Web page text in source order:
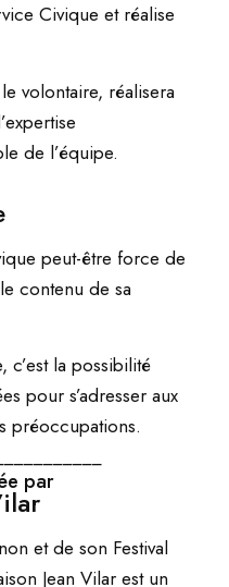
Civique et réalise
volontaire, réalisera
de l’équipe.
peut-être force de
contenu de sa
la possibilité
pour s’adresser aux
préoccupations.
par
et de son Festival
Jean Vilar est un